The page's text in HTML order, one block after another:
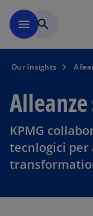
menu search
Our Insights
KPMG
tecnlogici per